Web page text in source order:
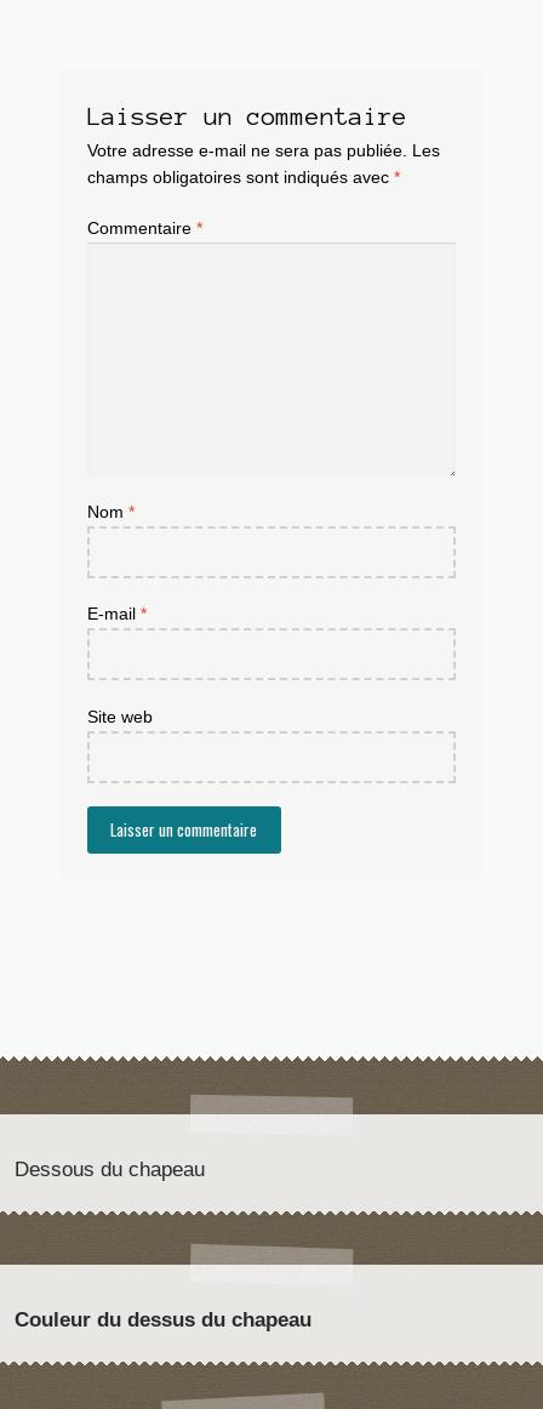
Laisser un commentaire
Votre adresse e-mail ne sera pas publiée. Les
champs obligatoires sont indiqués avec *
Commentaire *
Nom *
E-mail *
Site web
Dessous du chapeau
Couleur du dessus du chapeau